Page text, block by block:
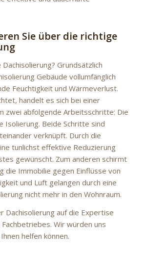
Sie über die richtige
Grundsätzlich
Gebäude vollumfänglich
Feuchtigkeit und Wärmeverlust.
handelt es sich bei einer
zwei abfolgende Arbeitsschritte: Die
Isolierung. Beide Schritte sind
verknüpft. Durch die
tunlichst effektive Reduzierung
gewünscht. Zum anderen schirmt
die Immobilie gegen Einflüsse von
und Luft gelangen durch eine
nicht mehr in den Wohnraum.
Dachisolierung auf die Expertise
Wir würden uns
helfen können.